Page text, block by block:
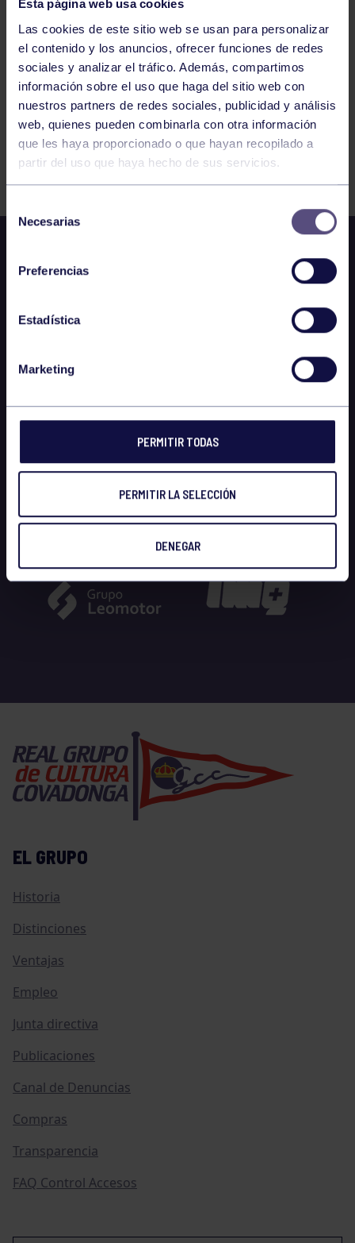
Esta página web usa cookies
Las cookies de este sitio web se usan para personalizar
el contenido y los anuncios, ofrecer funciones de redes
sociales y analizar el tráfico. Además, compartimos
información sobre el uso que haga del sitio web con
nuestros partners de redes sociales, publicidad y análisis
web, quienes pueden combinarla con otra información
que les haya proporcionado o que hayan recopilado a
partir del uso que haya hecho de sus servicios.
Necesarias
Preferencias
Estadística
Marketing
PERMITIR TODAS
PERMITIR LA SELECCIÓN
DENEGAR
322 323 324 325 326 327 328
EL GRUPO
Historia
Distinciones
Ventajas
Empleo
Junta directiva
Publicaciones
Canal de Denuncias
Compras
Transparencia
FAQ Control Accesos